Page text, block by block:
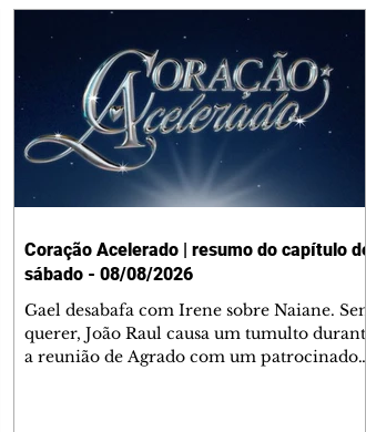
Coração Acelerado | resumo do capítulo de
sábado - 08/08/2026
Gael desabafa com Irene sobre Naiane. Sem
querer, João Raul causa um tumulto durante
a reunião de Agrado com um patrocinador.